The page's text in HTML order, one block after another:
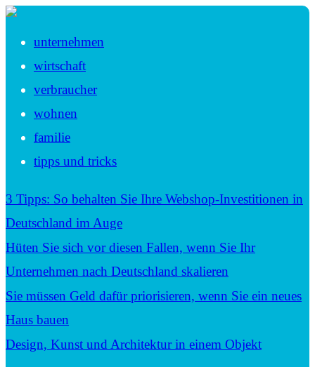
unternehmen
wirtschaft
verbraucher
wohnen
familie
tipps und tricks
3 Tipps: So behalten Sie Ihre Webshop-Investitionen in
Deutschland im Auge
Hüten Sie sich vor diesen Fallen, wenn Sie Ihr
Unternehmen nach Deutschland skalieren
Sie müssen Geld dafür priorisieren, wenn Sie ein neues
Haus bauen
Design, Kunst und Architektur in einem Objekt